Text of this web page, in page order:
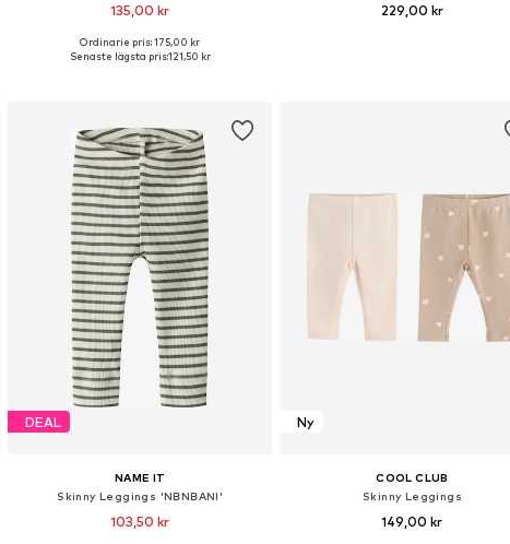
135,00 kr
+7
Tillgänglig i många storlekar
Ordinarie pris: 175,00 kr
Senaste lägsta pris:121,50 kr
229,00 kr
DEAL
NAME IT
Skinny Leggings 'NBNBANI'
103,50 kr
Ny
COOL CLUB
Skinny Leggings
149,00 kr